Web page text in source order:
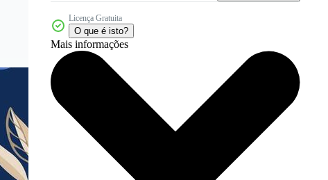
Licença Gratuita
O que é isto?
Mais informações